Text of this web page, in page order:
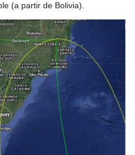
(a partir de Bolivia).